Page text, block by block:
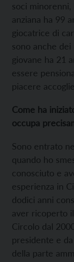
soci minorenni,
anziana ha 99
giocatrice di
sono anche
giovane ha 21
essere
piacere
Come ha
occupa
Sono entrato
quando ho
conosciuto e
esperienza in
dodici anni
aver ricoperto
Circolo dal
presidente e
della parte